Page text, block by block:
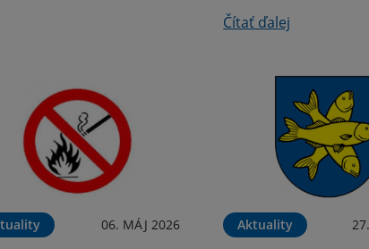
Čítať ďalej
06. MÁJ 2026 Aktuality